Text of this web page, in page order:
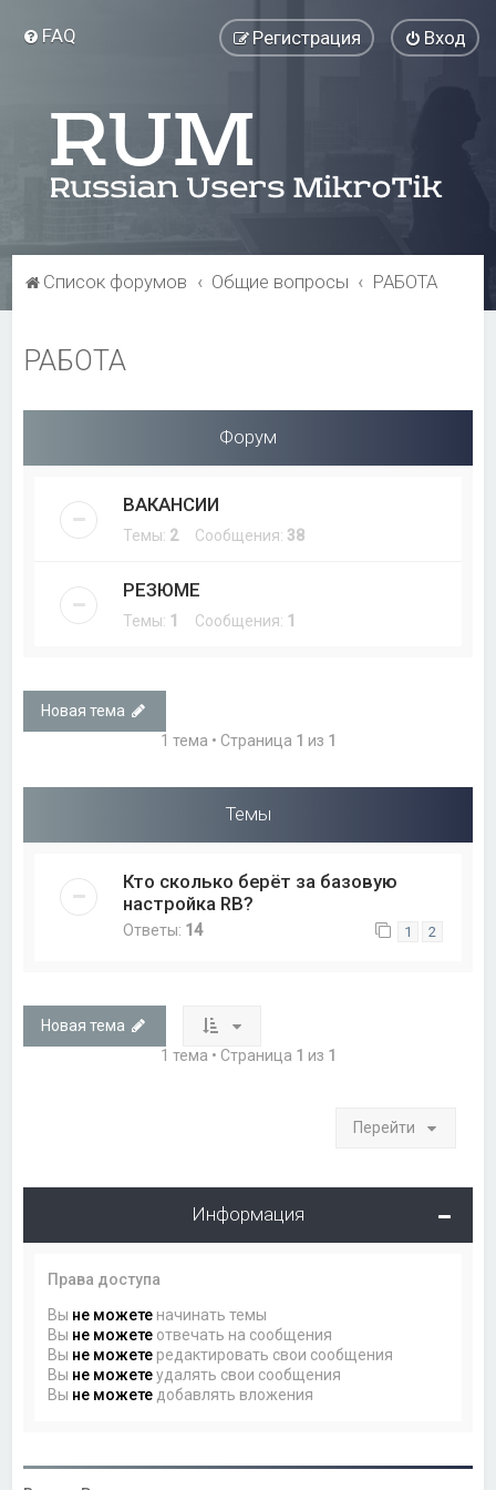
FAQ Вход
Регистрация
Список форумов Общие вопросы РАБОТА
РАБОТА
Форум
ВАКАНСИИ
Темы: 2Сообщения: 38
РЕЗЮМЕ
Темы: 1 Сообщения: 1
Новая тема
1 тема • Страница 1 из 1
Темы
Кто сколько берёт за базовую
настройка RB?
Ответы: 14 1 2
Новая тема
1 тема • Страница 1 из 1
Перейти
Информация
Права доступа
Вы не можете начинать темы
Вы не можете отвечать на сообщения
Вы не можете редактировать свои сообщения
Вы не можетеудалять свои сообщения
Вы не можете добавлять вложения